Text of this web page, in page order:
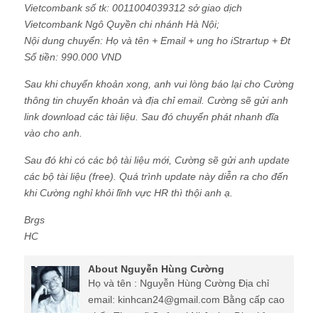
Vietcombank số tk: 0011004039312 sở giao dịch
Vietcombank Ngô Quyền chi nhánh Hà Nội;
Nội dung chuyển: Họ và tên + Email + ung ho iStrartup + Đt
Số tiền: 990.000 VND
Sau khi chuyển khoản xong, anh vui lòng báo lại cho Cường
thông tin chuyển khoản và địa chỉ email. Cường sẽ gửi anh
link download các tài liệu. Sau đó chuyển phát nhanh đĩa
vào cho anh.
Sau đó khi có các bộ tài liệu mới, Cường sẽ gửi anh update
các bộ tài liệu (free). Quá trình update này diễn ra cho đến
khi Cường nghỉ khỏi lĩnh vực HR thì thội anh ạ.
Brgs
HC
About Nguyễn Hùng Cường
Họ và tên : Nguyễn Hùng Cường Địa chỉ
email: kinhcan24@gmail.com Bằng cấp cao